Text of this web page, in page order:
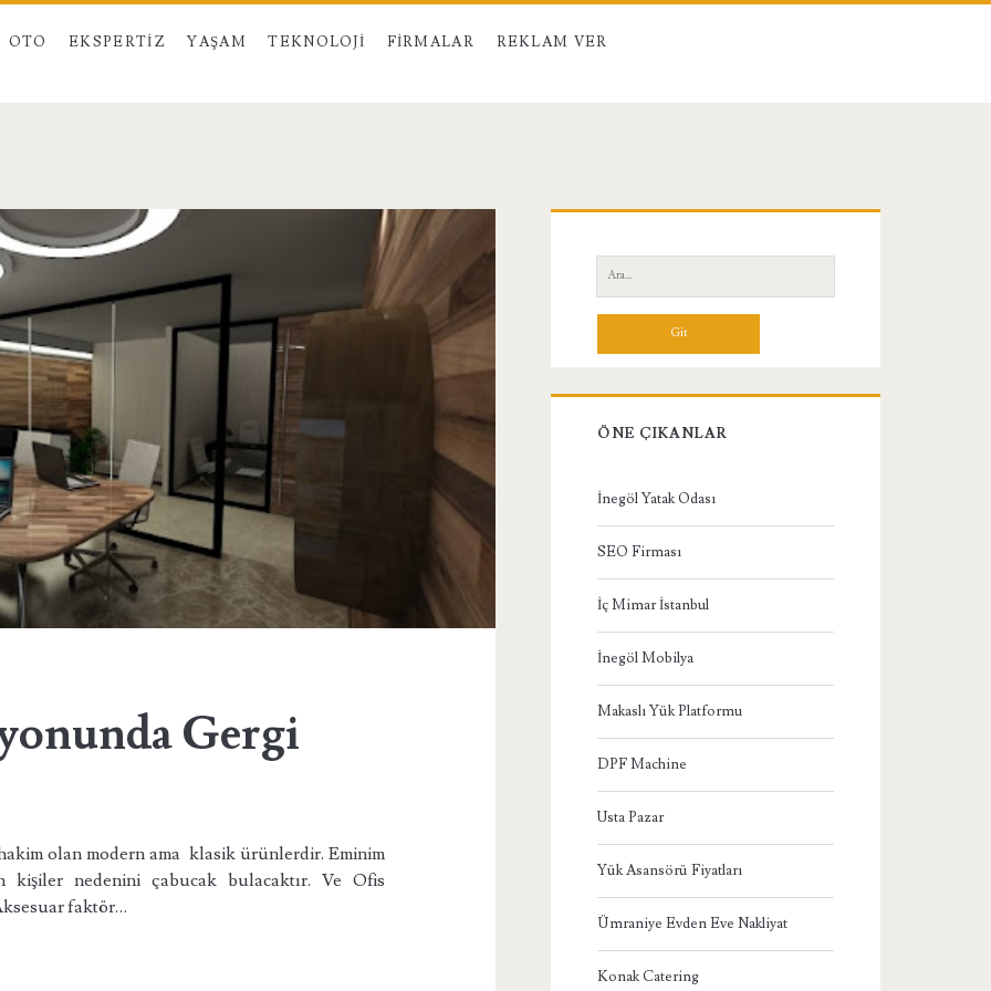
OTO EKSPERTIZ YAŞAM TEKNOLOJI FIRMALAR REKLAM VER
Gergi
olan modern ama klasik ürünlerdir. Eminim
nedenini çabucak bulacaktır. Ve Ofis
faktör…
Yan
Menü
Ara:
ÖNE ÇIKANLAR
İnegöl Yatak Odası
SEO Firması
İç Mimar İstanbul
İnegöl Mobilya
Makaslı Yük Platformu
DPF Machine
Usta Pazar
Yük Asansörü Fiyatları
Ümraniye Evden Eve Nakliyat
Konak Catering